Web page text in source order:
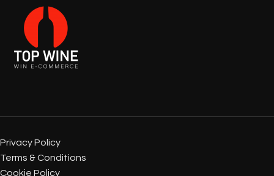
Privacy Policy
Terms & Conditions
Cookie Policy